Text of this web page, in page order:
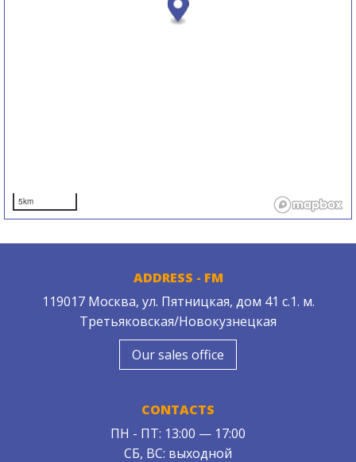
5km
ADDRESS - FM
119017 Москва, ул. Пятницкая, дом 41 с.1. м.
Третьяковская/Новокузнецкая
Our sales office
CONTACTS
ПН - ПТ: 13:00 — 17:00
СБ, ВС: выходной